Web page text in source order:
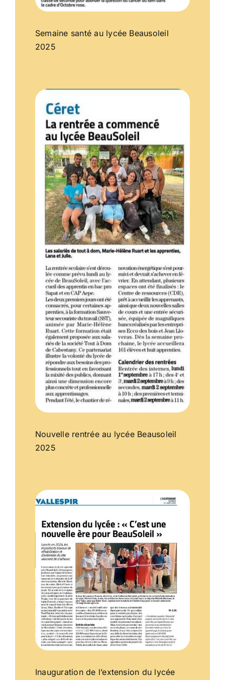
Semaine santé au lycée Beausoleil
2025
Nouvelle rentrée au lycée Beausoleil
2025
Inauguration de l’extension du lycée